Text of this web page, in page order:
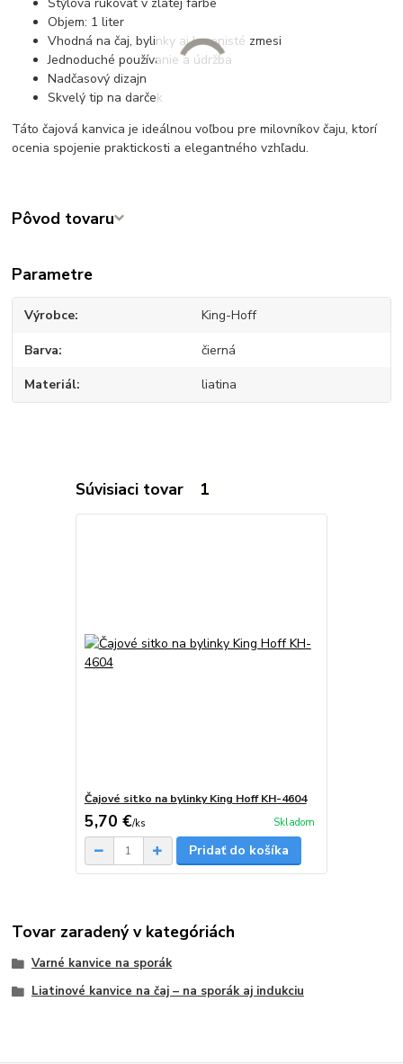
Objem: 1 liter
Vhodná na čaj, bylinky aj korenisté zmesi
Jednoduché používanie a údržba
Nadčasový dizajn
Skvelý tip na darček
Táto čajová kanvica je ideálnou voľbou pre milovníkov čaju, ktorí
ocenia spojenie praktickosti a elegantného vzhľadu.
Pôvod tovaru
Parametre
Výrobce King-Hoff
Barva čierná
Materiál liatina
Súvisiaci tovar 1
Čajové sitko na bylinky King Hoff KH-4604
5,70 €/ks Skladom
Pridať do košíka
Tovar zaradený v kategóriách
Varné kanvice na sporák
Liatinové kanvice na čaj – na sporák aj indukciu